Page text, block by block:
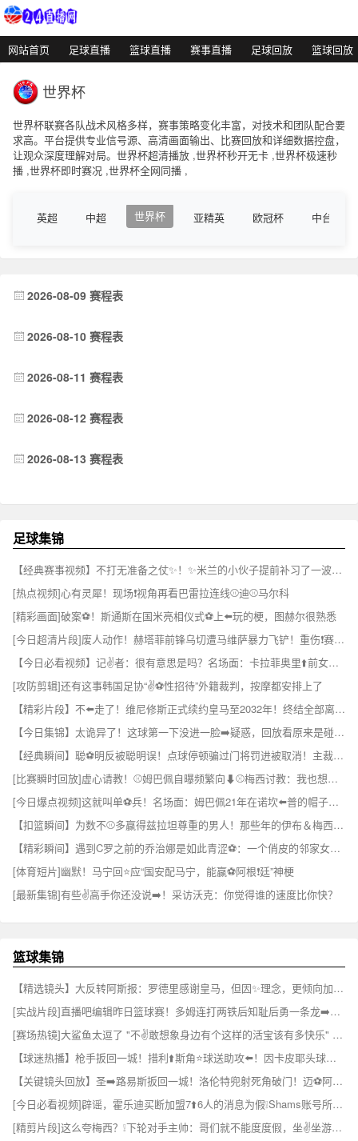
网站首页 足球直播 篮球直播 赛事直播 足球回放 篮球回放
世界杯
世界杯联赛各队战术风格多样，赛事策略变化丰富，对技术和团队配合要
求高。平台提供专业信号源、高清画面输出、比赛回放和详细数据控盘，
让观众深度理解对局。世界杯超清播放 ,世界杯秒开无卡 ,世界杯极速秒
播 ,世界杯即时赛况 ,世界杯全网同播 ,
英超 中超 世界杯 亚精英 欧冠杯 中台联
2026-08-09 赛程表
2026-08-10 赛程表
2026-08-11 赛程表
2026-08-12 赛程表
2026-08-13 赛程表
足球集锦
【经典赛事视频】不打无准备之仗✨！✨米兰的小伙子提前补习了一波雅加达知识！✌️
[热点视频]心有灵犀！现场❗视角再看巴雷拉连线⚾迪⚾马尔科
[精彩画面]破案⚽！斯通斯在国米亮相仪式⚽上⬅️玩的梗，图赫尔很熟悉
[今日超清片段]废人动作！赫塔菲前锋乌切遭马维萨暴力飞铲！重伤❗赛季报销！
【今日必看视频】记✌️者：很有意思是吗？名场面：卡拉菲奥里⬆️前女友宣示主权！
[攻防剪辑]还有这事韩国足协“✌⚽️性招待”外籍裁判，按摩都安排上了
【精彩片段】不⬅️走了！维尼修斯正式续约皇马至2032年！终结全部离队流言！
【今日集锦】太诡异了！这球第一下没进一脸➡️疑惑，回放看原来是碰到了门将⚾
【经典瞬间】聪⚽明反被聪明误！点球停顿骗过门将罚进被取消！主裁掏黄牌伺候！
[比赛瞬时回放]虚心请教！⚾姆巴佩自曝频繁向⬇⚾️梅西讨教：我也想赢得一切
[今日爆点视频]这就叫单⚽兵！名场面：姆巴佩21年在诺坎⬅️普的帽子戏法！
【扣篮瞬间】为数不⚾多赢得兹拉坦尊重的男人！那些年的伊布＆梅西~✌️
【精彩瞬间】遇到C罗之前的乔治娜是如此青涩⚽：一个俏皮的邻家女孩~
[体育短片]幽默！马宁回⭐应“国安配马宁，能赢⚽阿根❗廷”神梗
[最新集锦]有些✌️高手你还没说➡️！采访沃克：你觉得谁的速度比你快？
篮球集锦
【精选镜头】大反转阿斯报：罗德里感谢皇马，但因✨理念，更倾向加盟巴萨⚾
[实战片段]直播吧编辑昨日篮球赛！多姆连打两铁后知耻后勇一条龙➡️连过数人！⚽
[赛场热镜]大鲨鱼太逗了 "不✌️敢想象身边有个这样的活宝该有多快乐" ...⬅️
【球迷热播】枪手扳回一城！措利⬆️斯角⭐球送助攻⬅️！因卡皮耶头球破门！
【关键镜头回放】圣➡️路易斯扳回一城！洛伦特兜射死角破门！迈⚽阿密4-2领先！
[今日必看视频]辟谣，霍乐迪买断加盟7⬆️6人的消息为假❕Shams账号所发 ✨！
[精剪片段]这么夸梅西？❕下轮对手主帅：哥们就不能度度假，坐✌️坐游艇吗？